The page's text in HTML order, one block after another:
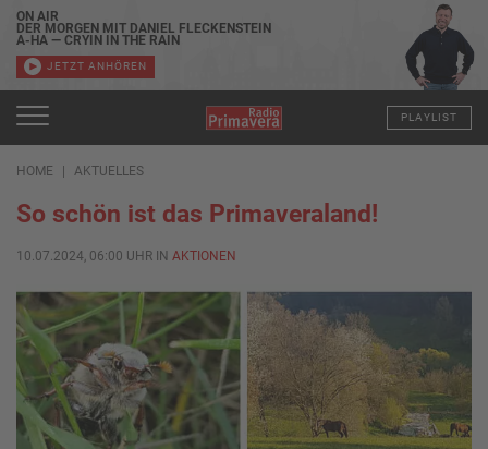
ON AIR
DER MORGEN MIT DANIEL FLECKENSTEIN
A-HA — CRYIN IN THE RAIN
JETZT ANHÖREN
PLAYLIST
HOME AKTUELLES
So schön ist das Primaveraland!
10.07.2024, 06:00 UHR IN AKTIONEN